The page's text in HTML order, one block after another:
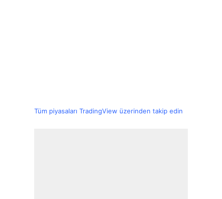
Tüm piyasaları TradingView üzerinden takip edin